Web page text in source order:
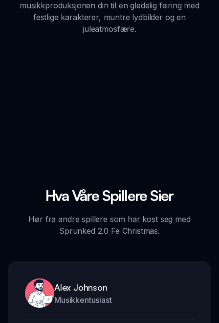
musikkproduksjonen din til en gledelig feiring med
festlige karakterer, muntre lydbilder og en
juleatmosfære.
Hva Våre Spillere Sier
Hør fra andre spillere som har kost seg med
Sprunked 2.0 Fe Christmas.
Alex Johnson
Musikkentusiast